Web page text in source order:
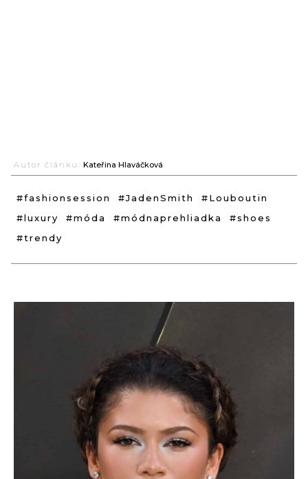
Autor článku: Kateřina Hlaváčková
#fashionsession #JadenSmith
#Louboutin
#luxury
#móda #módnaprehliadka
#shoes
#trendy